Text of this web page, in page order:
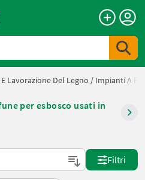
Lavorazione Del Legno / Impianti A
per esbosco usati in
Filtri